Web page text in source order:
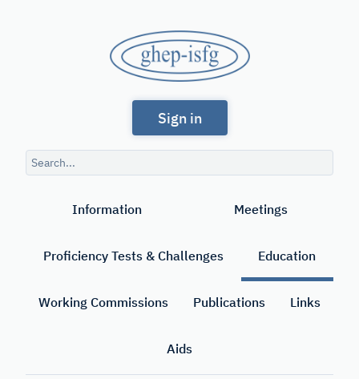
GHEP
-
ISFG
Portuguese-
speaking
Working
International
Sign in
Search
query
Information Meetings
Proficiency Tests & Challenges Education
Working Commissions Publications Links
Aids